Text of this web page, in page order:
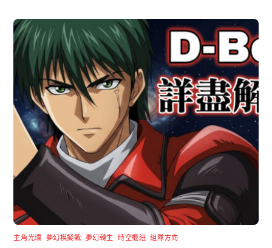
主角光環 夢幻模擬戰 夢幻轉生 ,時空樞紐 ,組隊方向